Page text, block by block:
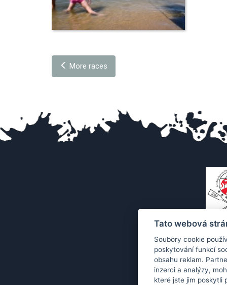
More races
Tato webová
Soubory cookie
poskytování funkcí
obsahu reklam.
inzerci a analýzy,
které jste jim poskytli